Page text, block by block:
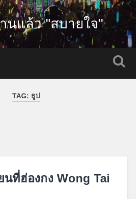
นแล้ว "สบายใจ"
TAG: ธูป
นที่ฮ่องกง Wong Tai